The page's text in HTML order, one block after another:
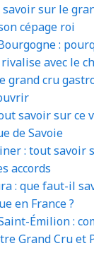
sur le
cépage roi
:
avec le
grand cru
savoir sur ce
de Savoie
: tout savoir
accords
: que faut-il
en France ?
Émilion :
Grand Cru et